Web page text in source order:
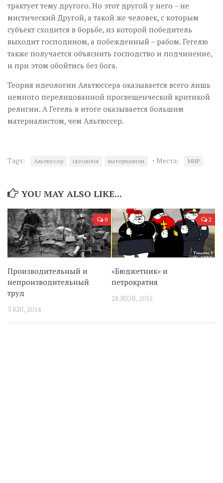
трактует тему другого. Но этот другой у него – не
мистический Другой, а такой же человек, с которым
субъект сходится в борьбе, из которой победитель
выходит господином, а побежденный – рабом. Гегелю
также получается объяснить господство и подчинение,
и при этом обойтись без бога.
Теория идеологии Альтюссера оказывается всего лишь
немного перелицованной просвещенческой критикой
религии. А Гегель в итоге оказывается большим
материалистом, чем Альтюссер.
Tags: Альтюссер ідеологія материализм · Места: МИР
YOU MAY ALSO LIKE...
0
Производительный и
непроизводительный
труд
3 КВІ, 2014
2
«Бюджетник» и
петрократия
28 ЖОВ, 2015